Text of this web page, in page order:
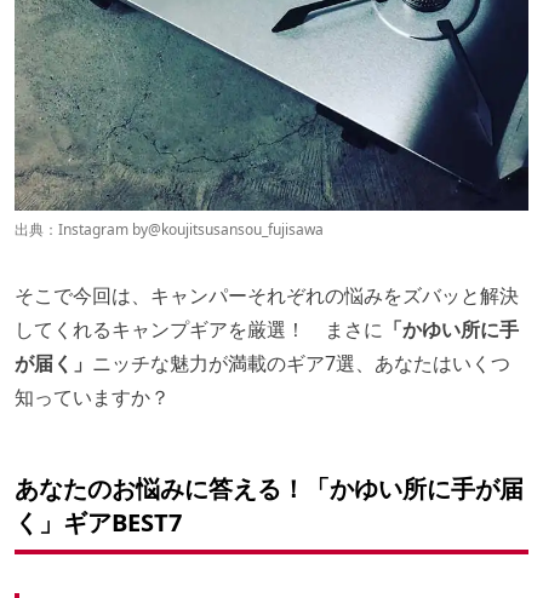
出典：Instagram by@koujitsusansou_fujisawa
そこで今回は、キャンパーそれぞれの悩みをズバッと解決
してくれるキャンプギアを厳選！ まさに 「かゆい所に手
が届く」 ニッチな魅力が満載のギア7選、あなたはいくつ
知っていますか？
あなたのお悩みに答える！「かゆい所に手が届
く」ギアBEST7